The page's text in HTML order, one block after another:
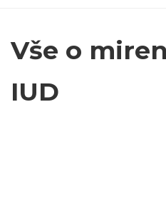
Vše o
IUD